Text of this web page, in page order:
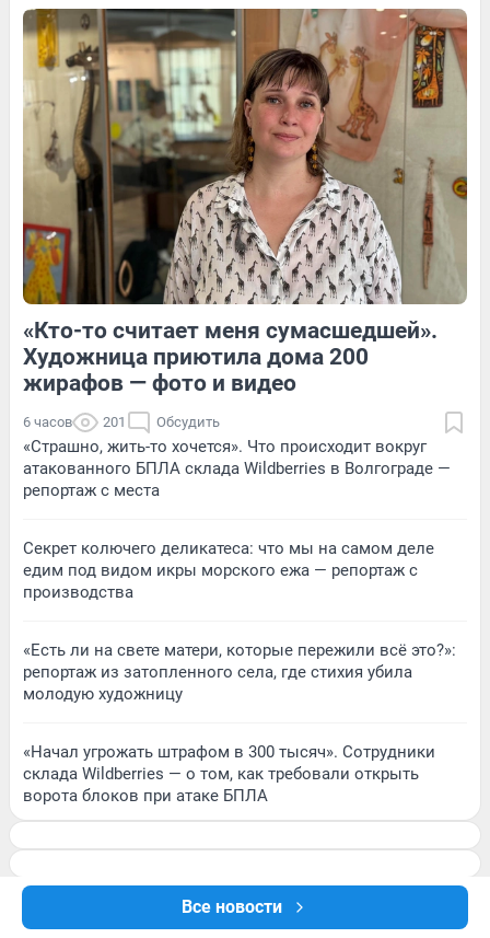
Все новости
Обсудить
Обсудить Обсудить
1 Обсудить 4 Обсудить
«Кто-то считает меня сумасшедшей».
Художница приютила дома 200
жирафов — фото и видео
6 часов 201 Обсудить
«Страшно, жить-то хочется». Что происходит вокруг
атакованного БПЛА склада Wildberries в Волгограде —
репортаж с места
Секрет колючего деликатеса: что мы на самом деле
едим под видом икры морского ежа — репортаж с
производства
«Есть ли на свете матери, которые пережили всё это?»:
репортаж из затопленного села, где стихия убила
молодую художницу
«Начал угрожать штрафом в 300 тысяч». Сотрудники
склада Wildberries — о том, как требовали открыть
ворота блоков при атаке БПЛА
Подписаться на новости